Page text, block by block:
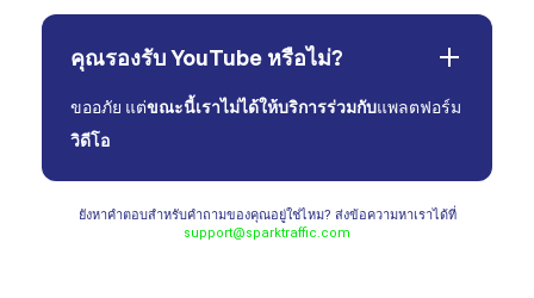
คุณรองรับ YouTube หรือไม่?
ขออภัย แต่ขณะนี้เราไม่ได้ให้บริการร่วมกับแพลตฟอร์ม
วิดีโอ
ยังหาคำตอบสำหรับคำถามของคุณอยู่ใช่ไหม? ส่งข้อความหาเราได้ที่
support@sparktraffic.com